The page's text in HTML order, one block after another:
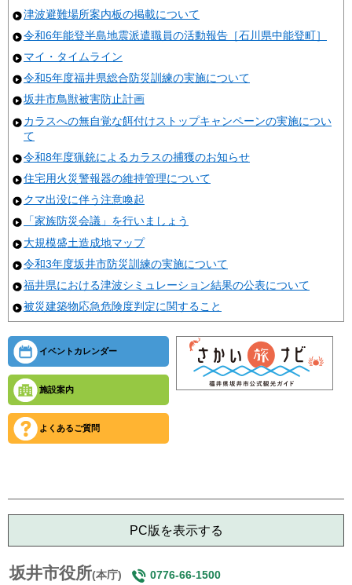
津波避難場所案内板の掲載について
令和6年能登半島地震派遣職員の活動報告［石川県中能登町］
マイ・タイムライン
令和5年度福井県総合防災訓練の実施について
坂井市鳥獣被害防止計画
カラスへの無自覚な餌付けストップキャンペーンの実施につい
て
令和8年度猟銃によるカラスの捕獲のお知らせ
住宅用火災警報器の維持管理について
クマ出没に伴う注意喚起
「家族防災会議」を行いましょう
大規模盛土造成地マップ
令和3年度坂井市防災訓練の実施について
福井県における津波シミュレーション結果の公表について
被災建築物応急危険度判定に関すること
イベントカレンダー
施設案内
よくあるご質問
PC版を表示する
坂井市役所(本庁) 0776-66-1500